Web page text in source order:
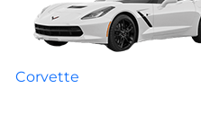
Corvette